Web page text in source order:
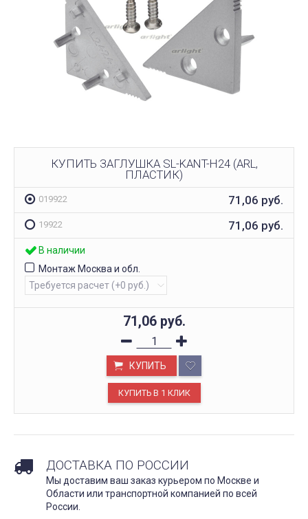
КУПИТЬ ЗАГЛУШКА SL-KANT-H24 (ARL,
ПЛАСТИК)
019922 71,06 руб.
19922 71,06 руб.
В наличии
Монтаж Москва и обл.
71,06 руб.
КУПИТЬ
ДОСТАВКА ПО РОССИИ
Мы доставим ваш заказ курьером по Москве и
Области или транспортной компанией по всей
России.